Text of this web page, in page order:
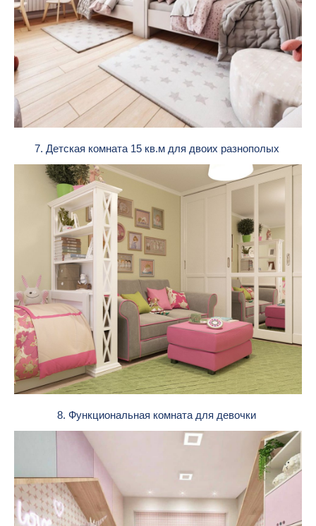
7. Детская комната 15 кв.м для двоих разнополых
8. Функциональная комната для девочки